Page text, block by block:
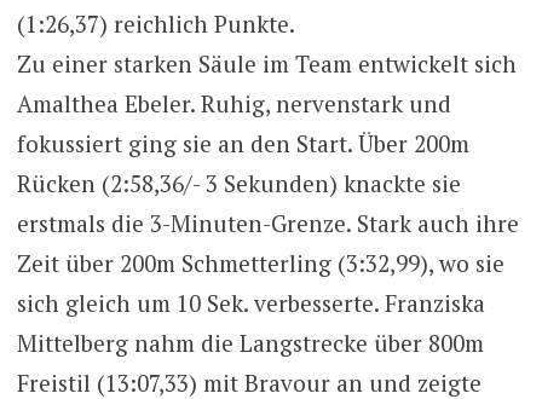
(1:26,37) reichlich Punkte.
Zu einer starken Säule im Team entwickelt sich
Amalthea Ebeler. Ruhig, nervenstark und
fokussiert ging sie an den Start. Über 200m
Rücken (2:58,36/- 3 Sekunden) knackte sie
erstmals die 3-Minuten-Grenze. Stark auch ihre
Zeit über 200m Schmetterling (3:32,99), wo sie
sich gleich um 10 Sek. verbesserte. Franziska
Mittelberg nahm die Langstrecke über 800m
Freistil (13:07,33) mit Bravour an und zeigte